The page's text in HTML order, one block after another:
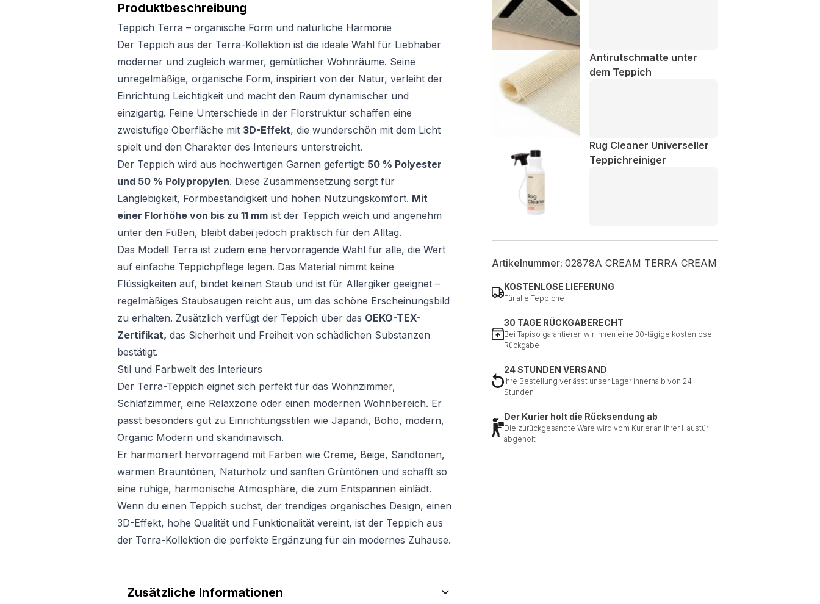
Produktbeschreibung
Teppich Terra – organische Form und natürliche Harmonie
Der Teppich aus der Terra-Kollektion ist die ideale Wahl für Liebhaber
moderner und zugleich warmer, gemütlicher Wohnräume. Seine
unregelmäßige, organische Form, inspiriert von der Natur, verleiht der
Einrichtung Leichtigkeit und macht den Raum dynamischer und
einzigartig. Feine Unterschiede in der Florstruktur schaffen eine
zweistufige Oberfläche mit 3D-Effekt, die wunderschön mit dem Licht
spielt und den Charakter des Interieurs unterstreicht.
Der Teppich wird aus hochwertigen Garnen gefertigt: 50 % Polyester
und 50 % Polypropylen. Diese Zusammensetzung sorgt für
Langlebigkeit, Formbeständigkeit und hohen Nutzungskomfort. Mit
einer Florhöhe von bis zu 11 mm ist der Teppich weich und angenehm
unter den Füßen, bleibt dabei jedoch praktisch für den Alltag.
Das Modell Terra ist zudem eine hervorragende Wahl für alle, die Wert
auf einfache Teppichpflege legen. Das Material nimmt keine
Flüssigkeiten auf, bindet keinen Staub und ist für Allergiker geeignet –
regelmäßiges Staubsaugen reicht aus, um das schöne Erscheinungsbild
zu erhalten. Zusätzlich verfügt der Teppich über das OEKO-TEX-
Zertifikat, das Sicherheit und Freiheit von schädlichen Substanzen
bestätigt.
Stil und Farbwelt des Interieurs
Der Terra-Teppich eignet sich perfekt für das Wohnzimmer,
Schlafzimmer, eine Relaxzone oder einen modernen Wohnbereich. Er
passt besonders gut zu Einrichtungsstilen wie Japandi, Boho, modern,
Organic Modern und skandinavisch.
Er harmoniert hervorragend mit Farben wie Creme, Beige, Sandtönen,
warmen Brauntönen, Naturholz und sanften Grüntönen und schafft so
eine ruhige, harmonische Atmosphäre, die zum Entspannen einlädt.
Wenn du einen Teppich suchst, der trendiges organisches Design, einen
3D-Effekt, hohe Qualität und Funktionalität vereint, ist der Teppich aus
der Terra-Kollektion die perfekte Ergänzung für ein modernes Zuhause.
Antirutschmatte unter
dem Teppich
Rug Cleaner Universeller
Teppichreiniger
Artikelnummer: 02878A CREAM TERRA CREAM
KOSTENLOSE LIEFERUNG
Für alle Teppiche
30 TAGE RÜCKGABERECHT
Bei Tapiso garantieren wir Ihnen eine 30-tägige kostenlose
Rückgabe
24 STUNDEN VERSAND
Ihre Bestellung verlässt unser Lager innerhalb von 24
Stunden
Der Kurier holt die Rücksendung ab
Die zurückgesandte Ware wird vom Kurier an Ihrer Haustür
abgeholt
Zusätzliche Informationen